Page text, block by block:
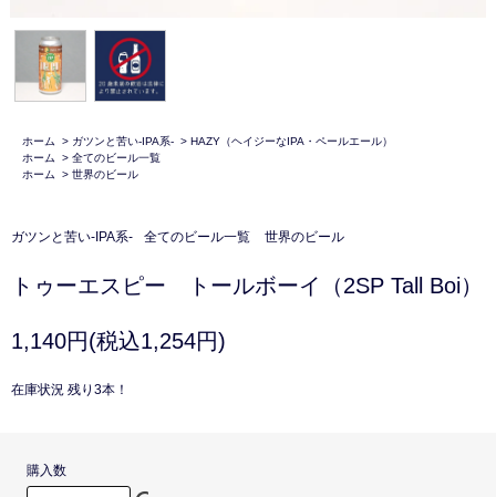
ホーム > ガツンと苦い-IPA系- > HAZY（ヘイジーなIPA・ペールエール）
ホーム
> 全てのビール一覧
ホーム
> 世界のビール
ガツンと苦い-IPA系- 全てのビール一覧 世界のビール
トゥーエスピー トールボーイ（2SP Tall Boi）
1,140円(税込1,254円)
在庫状況 残り3本！
購入数